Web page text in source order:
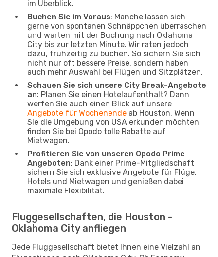
im Überblick.
Buchen Sie im Voraus: Manche lassen sich
gerne von spontanen Schnäppchen überraschen
und warten mit der Buchung nach Oklahoma
City bis zur letzten Minute. Wir raten jedoch
dazu, frühzeitig zu buchen. So sichern Sie sich
nicht nur oft bessere Preise, sondern haben
auch mehr Auswahl bei Flügen und Sitzplätzen.
Schauen Sie sich unsere City Break-Angebote
an: Planen Sie einen Hotelaufenthalt? Dann
werfen Sie auch einen Blick auf unsere
Angebote für Wochenende ab Houston. Wenn
Sie die Umgebung von USA erkunden möchten,
finden Sie bei Opodo tolle Rabatte auf
Mietwagen.
Profitieren Sie von unseren Opodo Prime-
Angeboten: Dank einer Prime-Mitgliedschaft
sichern Sie sich exklusive Angebote für Flüge,
Hotels und Mietwagen und genießen dabei
maximale Flexibilität.
Fluggesellschaften, die Houston -
Oklahoma City anfliegen
Jede Fluggesellschaft bietet Ihnen eine Vielzahl an